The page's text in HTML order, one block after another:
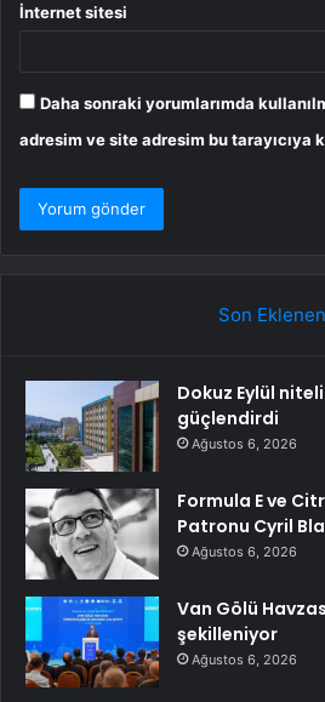
İnternet sitesi
Daha sonraki yorumlarımda
adresim ve site adresim bu tarayıcıya
Son Eklenen
Dokuz Eylül
güçlendirdi
Ağustos 6, 2026
Formula E ve
Patronu Cyril
Ağustos 6, 2026
Van Gölü
şekilleniyor
Ağustos 6, 2026